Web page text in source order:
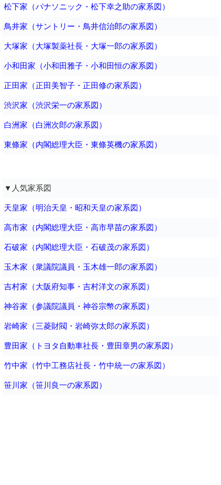
松下家（パナソニック・松下幸之助の家系図）
鳥井家（サントリー・鳥井信治郎の家系図）
大塚家（大塚製薬社長・大塚一郎の家系図）
小和田家（小和田雅子・小和田恒の家系図）
正田家（正田美智子・正田修の家系図）
渋沢家（渋沢栄一の家系図）
白洲家（白洲次郎の家系図）
東條家（内閣総理大臣・東條英機の家系図）
▼人気家系図
天皇家（明治天皇・昭和天皇の家系図）
高市家（内閣総理大臣・高市早苗の家系図）
石破家（内閣総理大臣・石破茂の家系図）
玉木家（衆議院議員・玉木雄一郎の家系図）
吉村家（大阪府知事・吉村洋文の家系図）
神谷家（参議院議員・神谷宗幣の家系図）
岩崎家（三菱財閥・岩崎弥太郎の家系図）
豊田家（トヨタ自動車社長・豊田章男の家系図）
竹中家（竹中工務店社長・竹中統一の家系図）
笹川家（笹川良一の家系図）